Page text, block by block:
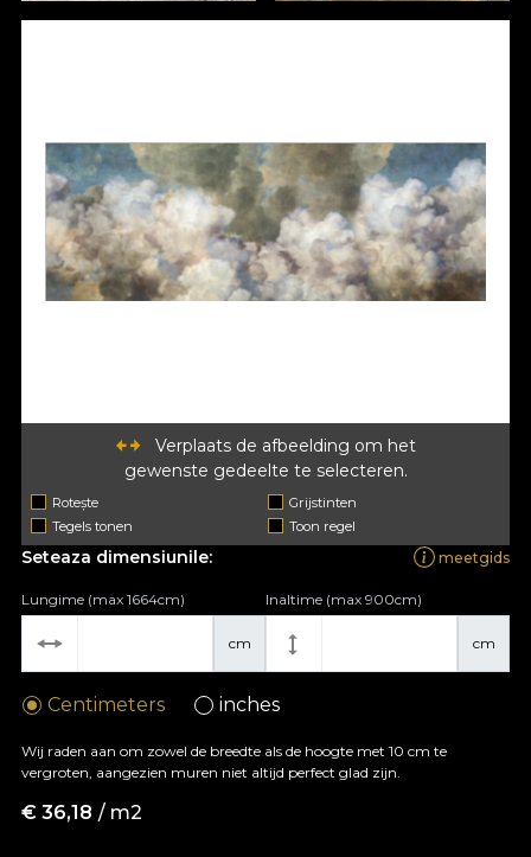
Verplaats de afbeelding om het
gewenste gedeelte te selecteren.
Rotește
Grijstinten
Tegels tonen
Toon regel
Seteaza dimensiunile: meetgids
cm
Lungime (max 1664cm)
cm
Inaltime (max 900cm)
Centimeters inches
Wij raden aan om zowel de breedte als de hoogte met 10 cm te
vergroten, aangezien muren niet altijd perfect glad zijn.
€ 36,18 / m2